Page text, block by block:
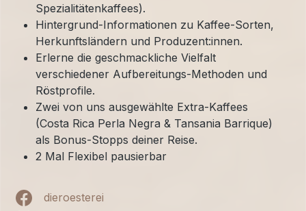
Spezialitätenkaffees).
Hintergrund-Informationen zu Kaffee-Sorten,
Herkunftsländern und Produzent:innen.
Erlerne die geschmackliche Vielfalt
verschiedener Aufbereitungs-Methoden und
Röstprofile.
Zwei von uns ausgewählte Extra-Kaffees
(Costa Rica Perla Negra & Tansania Barrique)
als Bonus-Stopps deiner Reise.
2 Mal Flexibel pausierbar
dieroesterei